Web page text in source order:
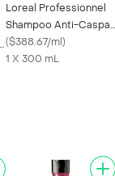
Loreal Professionnel
Shampoo Anti-Caspa
Scalp
($388.67/ml)
1 X 300 mL